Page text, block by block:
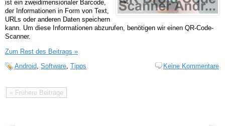
ist ein zweidimensionaler Barcode,
der Informationen in Form von Text,
URLs oder anderen Daten speichern
kann. Um diese Informationen abzurufen, benötigen wir einen QR-Code-
Scanner.
Zum Rest des Beitrags »
Android, Software, Tipps Keine Kommentare
« Frühere Beiträge